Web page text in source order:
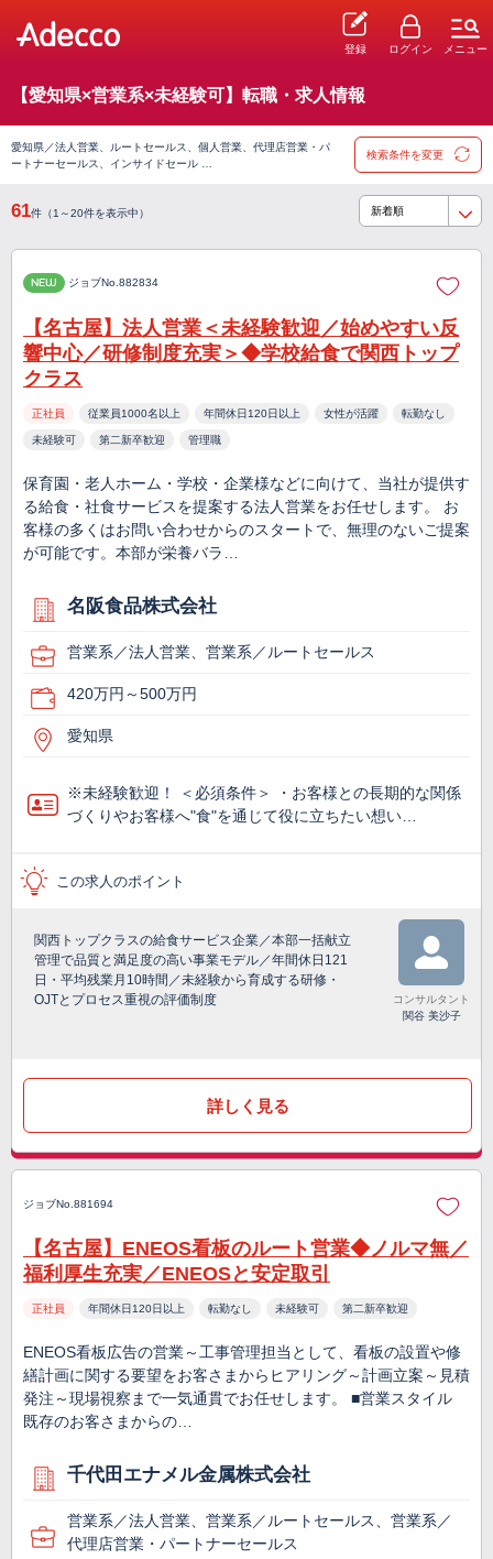
登録 ログイン メニュー
【愛知県×営業系×未経験可】転職・求人情報
愛知県／法人営業、ルートセールス、個人営業、代理店営業・パ
ートナーセールス、インサイドセール …
検索条件を変更
61件（1～20件を表示中）
NEW ジョブNo.882834
【名古屋】法人営業＜未経験歓迎／始めやすい反
響中心／研修制度充実＞◆学校給食で関西トップ
クラス
正社員 従業員1000名以上 年間休日120日以上 女性が活躍 転勤なし
未経験可 第二新卒歓迎 管理職
保育園・老人ホーム・学校・企業様などに向けて、当社が提供す
る給食・社食サービスを提案する法人営業をお任せします。 お
客様の多くはお問い合わせからのスタートで、無理のないご提案
が可能です。本部が栄養バラ…
名阪食品株式会社
営業系／法人営業、営業系／ルートセールス
420万円～500万円
愛知県
※未経験歓迎！ ＜必須条件＞ ・お客様との長期的な関係
づくりやお客様へ"食"を通じて役に立ちたい想い…
この求人のポイント
関西トップクラスの給食サービス企業／本部一括献立
管理で品質と満足度の高い事業モデル／年間休日121
日・平均残業月10時間／未経験から育成する研修・
OJTとプロセス重視の評価制度
コンサルタント
関谷 美沙子
詳しく見る
ジョブNo.881694
【名古屋】ENEOS看板のルート営業◆ノルマ無／
福利厚生充実／ENEOSと安定取引
正社員 年間休日120日以上 転勤なし 未経験可 第二新卒歓迎
ENEOS看板広告の営業～工事管理担当として、看板の設置や修
繕計画に関する要望をお客さまからヒアリング～計画立案～見積
発注～現場視察まで一気通貫でお任せします。 ■営業スタイル
既存のお客さまからの…
千代田エナメル金属株式会社
営業系／法人営業、営業系／ルートセールス、営業系／
代理店営業・パートナーセールス